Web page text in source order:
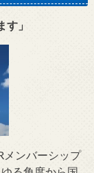
」
ンバーシップ